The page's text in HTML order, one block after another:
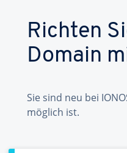
Richten
Domain
Sie sind neu bei
möglich ist.